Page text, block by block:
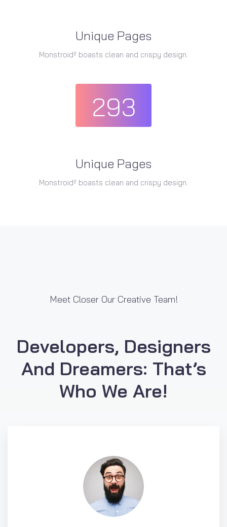
Unique Pages
Monstroid² boasts clean and crispy design.
293
Unique Pages
Monstroid² boasts clean and crispy design.
Meet Closer Our Creative Team!
Developers, Designers
And Dreamers: That’s
Who We Are!